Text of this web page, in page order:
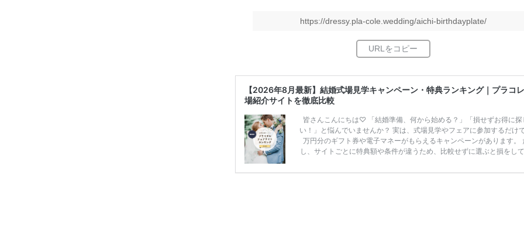
https://dressy.pla-cole.wedding/aichi-birthdayplate/
【2026年8月最新】結婚式場見学キャンペーン・特典ランキング｜プラコ
場紹介サイトを徹底比較
皆さんこんにちは♡ 「結婚準備、何から始める？」「損せずお得に探
い！」と悩んでいませんか？ 実は、式場見学やフェアに参加するだけ
万円分のギフト券や電子マネーがもらえるキャンペーンがあります。
し、サイトごとに特典額や条件が違うため、比較せずに選ぶと損をし
ンペーン特典ランキングを公開！ 比較サイト：プラコレ、ゼクシィ、